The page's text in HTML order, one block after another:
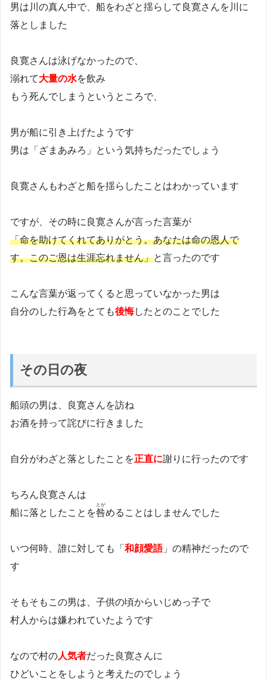
男は川の真ん中で、船をわざと揺らして良寛さんを川に
落としました
良寛さんは泳げなかったので、
溺れて大量の水を飲み
もう死んでしまうというところで、
男が船に引き上げたようです
男は「ざまあみろ」という気持ちだったでしょう
良寛さんもわざと船を揺らしたことはわかっています
ですが、その時に良寛さんが言った言葉が
「命を助けてくれてありがとう。あなたは命の恩人で
す。このご恩は生涯忘れません」と言ったのです
こんな言葉が返ってくると思っていなかった男は
自分のした行為をとても後悔したとのことでした
その日の夜
船頭の男は、良寛さんを訪ね
お酒を持って詫びに行きました
自分がわざと落としたことを正直に謝りに行ったのです
ちろん良寛さんは
船に落としたことを咎
とが
めることはしませんでした
いつ何時、誰に対しても「 和顔愛語」の精神だったので
す
そもそもこの男は、子供の頃からいじめっ子で
村人からは嫌われていたようです
なので村の人気者だった良寛さんに
ひどいことをしようと考えたのでしょう